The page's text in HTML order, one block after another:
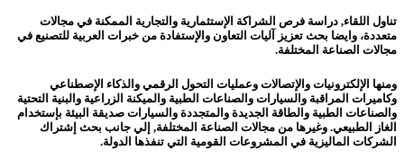
تناول اللقاء, دراسة فرص الشراكة الإستثمارية والتجارية الممكنة في مجالات
متعددة، وايضا بحث تعزيز آليات التعاون والإستفادة من خبرات العربية للتصنيع في
مجالات الصناعة المختلفة.
ومنها الإلكترونيات والإتصالات وعمليات التحول الرقمي والذكاء الإصطناعي
وكاميرات المراقبة والسيارات والصناعات الطبية والميكنة الزراعية والبنية التحتية
والصناعات الطبية والطاقة الجديدة والمتجددة والسيارات صديقة البيئة بإستخدام
الغاز الطبيعي. وغيرها من مجالات الصناعة المختلفة, إلي جانب بحث إشتراك
الشركات الماليزية في المشروعات القومية التي تنفذها الدولة.